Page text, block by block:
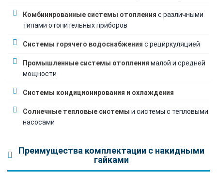
Комбинированные системы отопления с различными
типами отопительных приборов
Системы горячего водоснабжения с рециркуляцией
Промышленные системы отопления малой и средней
мощности
Системы кондиционирования и охлаждения
Солнечные тепловые системы и системы с тепловыми
насосами
Преимущества комплектации с накидными
гайками